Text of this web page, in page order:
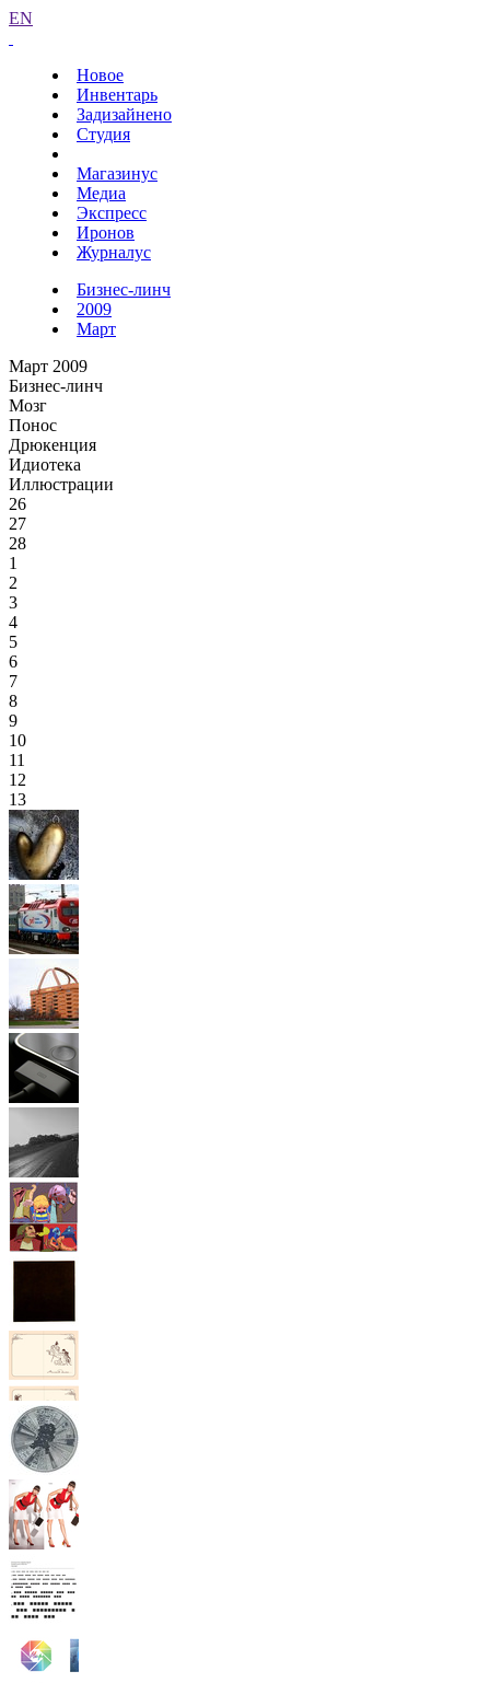
EN
Новое
Инвентарь
Задизайнено
Студия
Магазинус
Медиа
Экспресс
Иронов
Журналус
Бизнес-линч
2009
Март
Март 2009
Бизнес-линч
Мозг
Понос
Дрюкенция
Идиотека
Иллюстрации
26
27
28
1
2
3
4
5
6
7
8
9
10
11
12
13